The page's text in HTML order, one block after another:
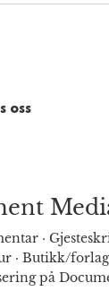
oss
·
· Butikk/forlag
på